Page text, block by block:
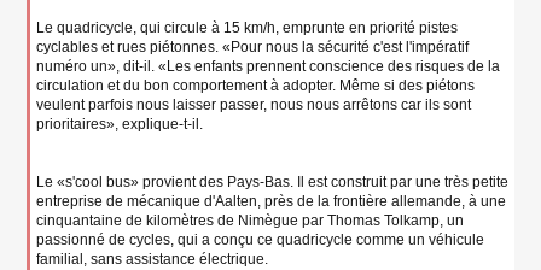
Le quadricycle, qui circule à 15 km/h, emprunte en priorité pistes
cyclables et rues piétonnes. «Pour nous la sécurité c'est l'impératif
numéro un», dit-il. «Les enfants prennent conscience des risques de la
circulation et du bon comportement à adopter. Même si des piétons
veulent parfois nous laisser passer, nous nous arrêtons car ils sont
prioritaires», explique-t-il.
Le «s'cool bus» provient des Pays-Bas. Il est construit par une très petite
entreprise de mécanique d'Aalten, près de la frontière allemande, à une
cinquantaine de kilomètres de Nimègue par Thomas Tolkamp, un
passionné de cycles, qui a conçu ce quadricycle comme un véhicule
familial, sans assistance électrique.